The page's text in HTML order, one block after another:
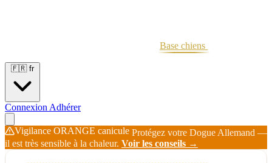
Base chiens
🇫🇷 fr
Connexion Adhérer
Vigilance ORANGE canicule Protégez votre Dogue Allemand —
il est très sensible à la chaleur. Voir les conseils →